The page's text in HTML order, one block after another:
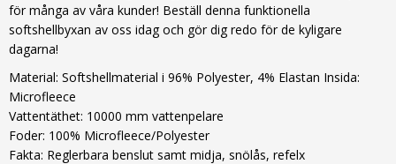
för många av våra kunder! Beställ denna funktionella
softshellbyxan av oss idag och gör dig redo för de kyligare
dagarna!
Material: Softshellmaterial i 96% Polyester, 4% Elastan Insida:
Microfleece
Vattentäthet: 10000 mm vattenpelare
Foder: 100% Microfleece/Polyester
Fakta: Reglerbara benslut samt midja, snölås, refelx